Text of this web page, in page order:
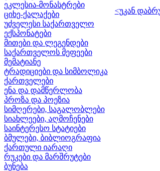
ეკლესია-მონასტრები
ციხე-ქალაქები
უძველესი საქართველო
ექსპონატები
მითები და ლეგენდები
საქართველოს მეფეები
მემატიანე
ტრადიციები და სიმბოლიკა
ქართველები
ენა და დამწერლობა
პროზა და პოეზია
სიმღერები, საგალობლები
სიახლეები, აღმოჩენები
საინტერესო სტატიები
ბმულები, ბიბლიოგრაფია
ქართული იარაღი
რუკები და მარშრუტები
ბუნება
<უკან